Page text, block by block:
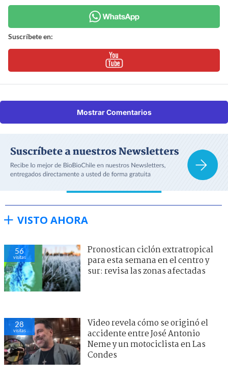
Suscríbete en:
Mostrar Comentarios
VISTO AHORA
56
visitas
Pronostican ciclón extratropical
para esta semana en el centro y
sur: revisa las zonas afectadas
28
visitas
Video revela cómo se originó el
accidente entre José Antonio
Neme y un motociclista en Las
Condes